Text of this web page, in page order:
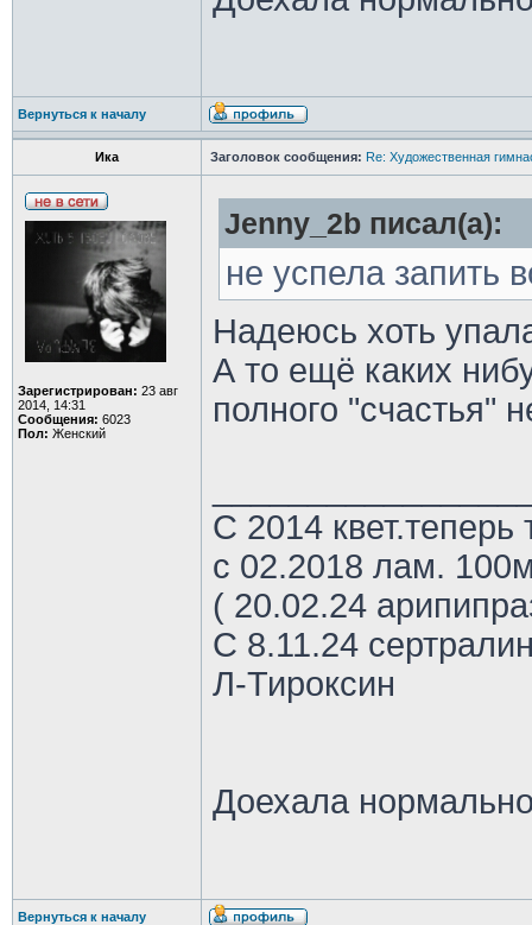
Вернуться к началу
Ика Заголовок сообщения: Re: Художественная
Зарегистрирован: 23 авг
2014, 14:31
Сообщения: 6023
Пол: Женский
Jenny_2b писал(а):
не успела запить
Надеюсь хоть
А то ещё каких
полного "счастья"
С 2014 квет.теперь
с 02.2018 лам.
( 20.02.24
С 8.11.24
Л-Тироксин
Доехала
Вернуться к началу